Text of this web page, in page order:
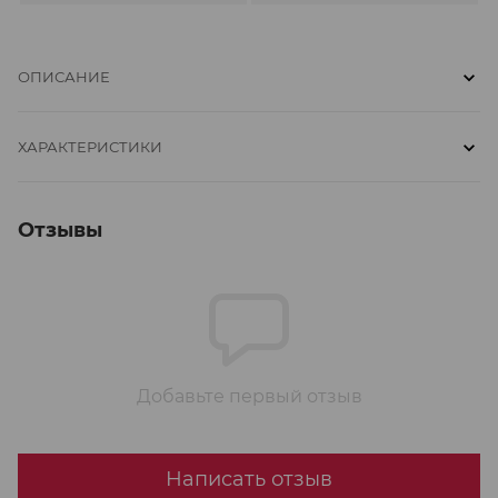
ОПИСАНИЕ
ХАРАКТЕРИСТИКИ
Отзывы
Добавьте первый отзыв
Написать отзыв